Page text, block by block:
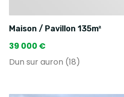
Maison / Pavillon 135m²
39 000 €
Dun sur auron (18)